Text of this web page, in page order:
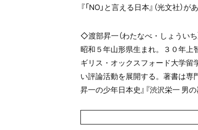
『「NO」と言える日本』（光文社）
◇渡部昇一（わたなべ・しょういち
昭和５年山形県生まれ。３０年上
ギリス・オックスフォード大学
い評論活動を展開する。著書は専
昇一の少年日本史』『渋沢栄一 男